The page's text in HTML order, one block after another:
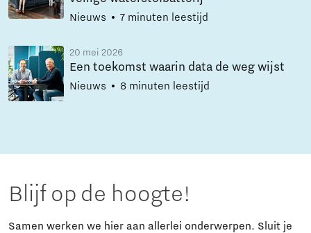
Nieuws 7 minuten leestijd
20 mei 2026
Een toekomst waarin data de weg wijst
Nieuws 8 minuten leestijd
Blijf op de hoogte!
Samen werken we hier aan allerlei onderwerpen. Sluit je